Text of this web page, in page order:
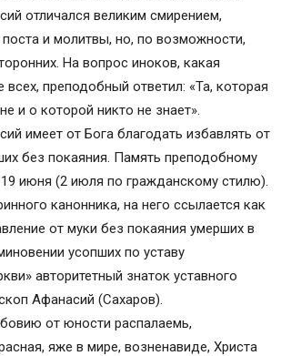
отличался великим смирением,
и молитвы, но, по возможности,
На вопрос иноков, какая
преподобный ответил: «Та, которая
и о которой никто не знает».
имеет от Бога благодать избавлять от
без покаяния. Память преподобному
июня (2 июля по гражданскому стилю).
канонника, на него ссылается как
от муки без покаяния умерших в
усопших по уставу
авторитетный знаток уставного
Афанасий (Сахаров).
от юности распалаемь,
яже в мире, возненавиде, Христа